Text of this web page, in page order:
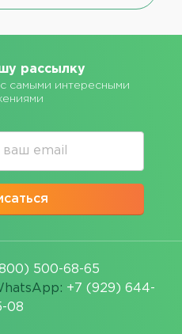
рассылку
самыми интересными
500-68-65
+7 (929) 644-
08